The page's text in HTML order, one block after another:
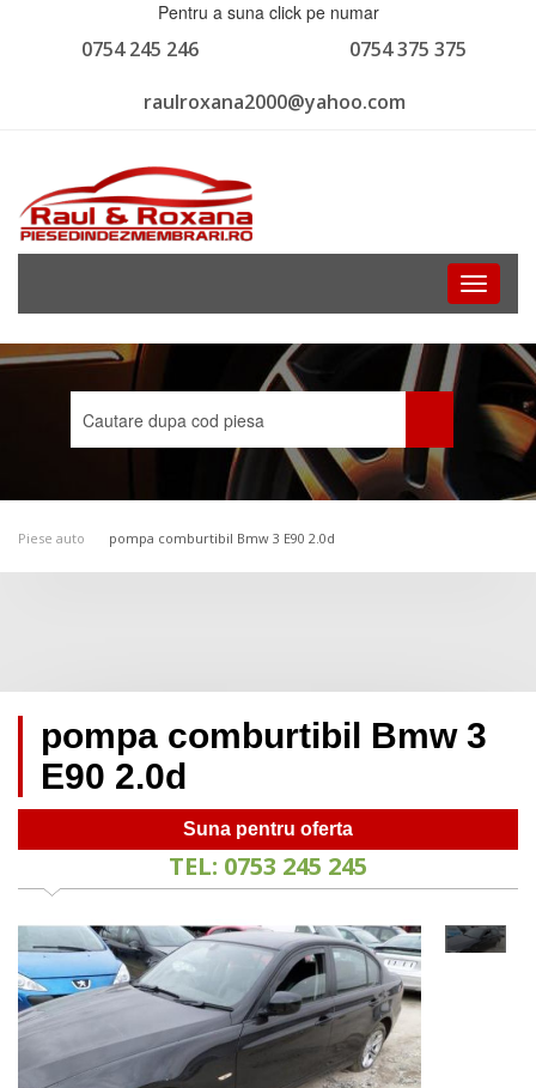
Pentru a suna click pe numar
0754 375 375
0754 245 246
raulroxana2000@yahoo.com
Toggle
Piese auto pompa comburtibil Bmw 3 E90 2.0d
pompa comburtibil Bmw 3
E90 2.0d
Suna pentru oferta
TEL: 0753 245 245